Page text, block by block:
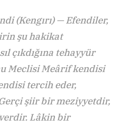
(Kengırı) — Efendiler,
şu hakikat
çıkdığına tehayyür
Meclisi Meârif kendisi
tercih eder,
şiir bir meziyyetdir,
Lâkin bir